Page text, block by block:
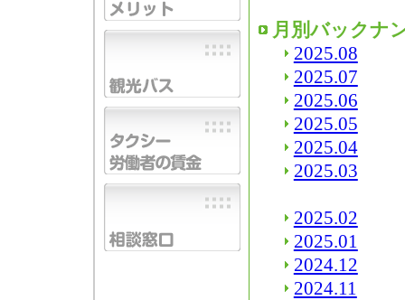
月別バックナ
2025.08
2025.07
2025.06
2025.05
2025.04
2025.03
2025.02
2025.01
2024.12
2024.11